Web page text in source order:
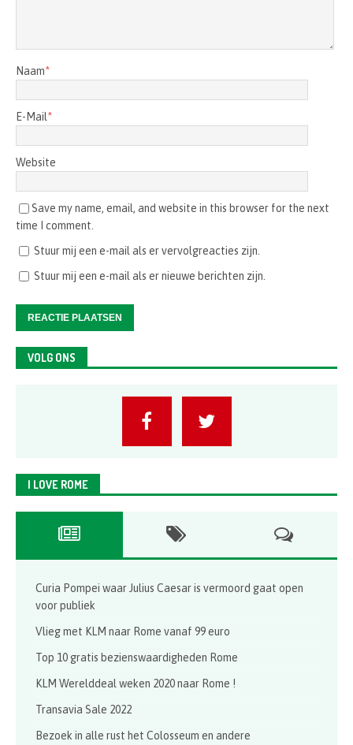
Naam*
E-Mail*
Website
Save my name, email, and website in this browser for the next
time I comment.
Stuur mij een e-mail als er vervolgreacties zijn.
Stuur mij een e-mail als er nieuwe berichten zijn.
VOLG ONS
I LOVE ROME
Curia Pompei waar Julius Caesar is vermoord gaat open
voor publiek
Vlieg met KLM naar Rome vanaf 99 euro
Top 10 gratis bezienswaardigheden Rome
KLM Werelddeal weken 2020 naar Rome !
Transavia Sale 2022
Bezoek in alle rust het Colosseum en andere